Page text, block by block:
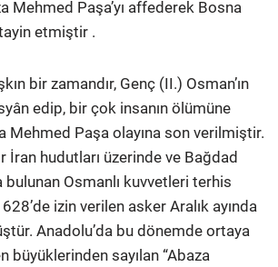
Mehmed Paşa’yı affederek Bosna
etmiştir .
bir zamandır, Genç (II.) Osman’ın
edip, bir çok insanın ölümüne
Mehmed Paşa olayına son verilmiştir.
İran hudutları üzerinde ve Bağdad
bulunan Osmanlı kuvvetleri terhis
izin verilen asker Aralık ayında
Anadolu’da bu dönemde ortaya
büyüklerinden sayılan “Abaza